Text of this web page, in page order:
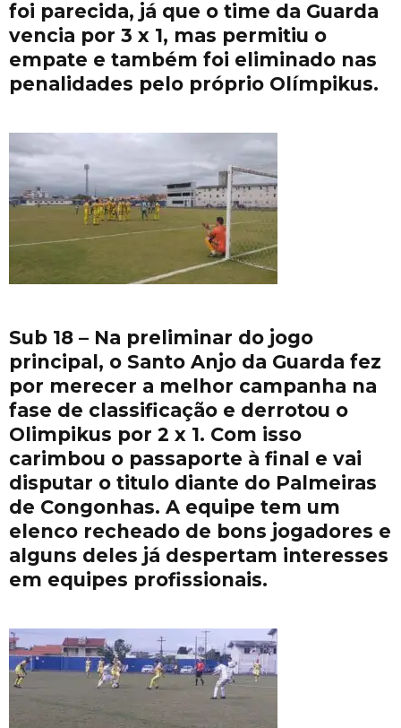
foi parecida, já que o time da Guarda
vencia por 3 x 1, mas permitiu o
empate e também foi eliminado nas
penalidades pelo próprio Olímpikus.
Sub 18 – Na preliminar do jogo
principal, o Santo Anjo da Guarda fez
por merecer a melhor campanha na
fase de classificação e derrotou o
Olimpikus por 2 x 1. Com isso
carimbou o passaporte à final e vai
disputar o titulo diante do Palmeiras
de Congonhas. A equipe tem um
elenco recheado de bons jogadores e
alguns deles já despertam interesses
em equipes profissionais.